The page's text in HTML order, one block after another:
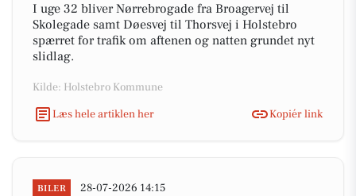
I uge 32 bliver Nørrebrogade fra Broagervej til
Skolegade samt Døesvej til Thorsvej i Holstebro
spærret for trafik om aftenen og natten grundet nyt
slidlag.
Kilde: Holstebro Kommune
Læs hele artiklen her
Kopiér link
BILER 28-07-2026 14:15